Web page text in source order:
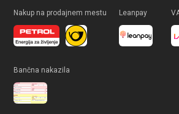
Nakup na prodajnem mestu Leanpay
Bančna nakazila